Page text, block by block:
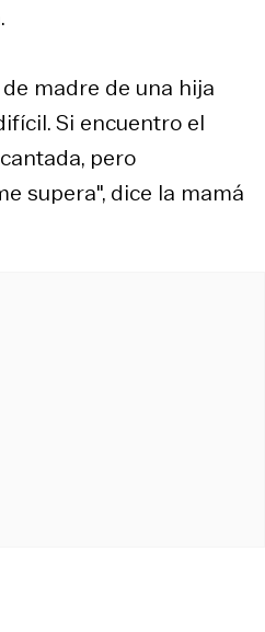
madre de una hija
Si encuentro el
pero
supera", dice la mamá